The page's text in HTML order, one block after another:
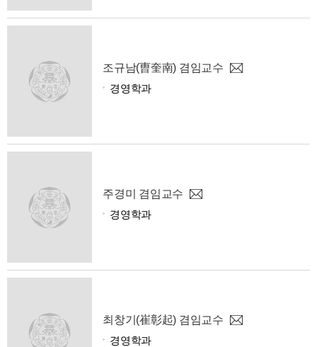
조규남(曺奎南) 겸임교수
경영학과
주경미 겸임교수
경영학과
최창기(崔彰起) 겸임교수
경영학과